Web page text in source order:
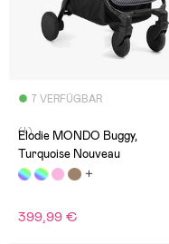
7 VERFÜGBAR
(4)
Elodie MONDO Buggy,
Turquoise Nouveau
399,99 €